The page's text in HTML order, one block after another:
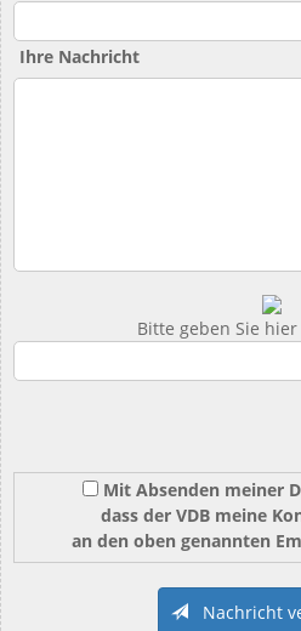
Ihre Nachricht
Bitte geben Sie
Mit Absenden meiner
dass der VDB meine
an den oben genannten
Nachricht